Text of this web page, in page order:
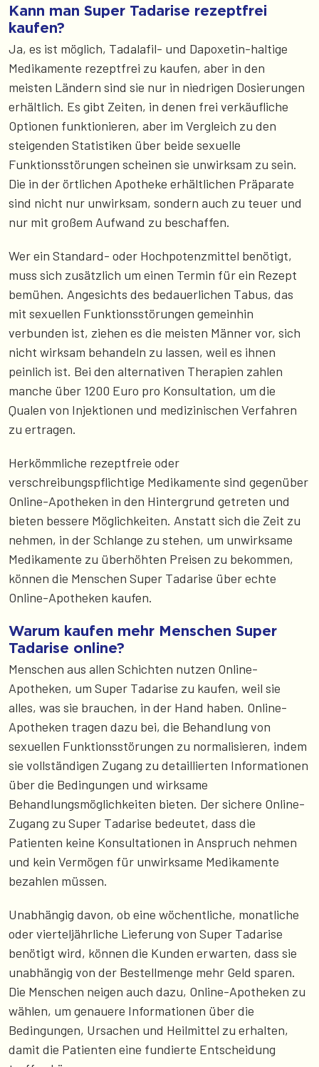
Kann man Super Tadarise rezeptfrei
kaufen?
Ja, es ist möglich, Tadalafil- und Dapoxetin-haltige
Medikamente rezeptfrei zu kaufen, aber in den
meisten Ländern sind sie nur in niedrigen Dosierungen
erhältlich. Es gibt Zeiten, in denen frei verkäufliche
Optionen funktionieren, aber im Vergleich zu den
steigenden Statistiken über beide sexuelle
Funktionsstörungen scheinen sie unwirksam zu sein.
Die in der örtlichen Apotheke erhältlichen Präparate
sind nicht nur unwirksam, sondern auch zu teuer und
nur mit großem Aufwand zu beschaffen.
Wer ein Standard- oder Hochpotenzmittel benötigt,
muss sich zusätzlich um einen Termin für ein Rezept
bemühen. Angesichts des bedauerlichen Tabus, das
mit sexuellen Funktionsstörungen gemeinhin
verbunden ist, ziehen es die meisten Männer vor, sich
nicht wirksam behandeln zu lassen, weil es ihnen
peinlich ist. Bei den alternativen Therapien zahlen
manche über 1200 Euro pro Konsultation, um die
Qualen von Injektionen und medizinischen Verfahren
zu ertragen.
Herkömmliche rezeptfreie oder
verschreibungspflichtige Medikamente sind gegenüber
Online-Apotheken in den Hintergrund getreten und
bieten bessere Möglichkeiten. Anstatt sich die Zeit zu
nehmen, in der Schlange zu stehen, um unwirksame
Medikamente zu überhöhten Preisen zu bekommen,
können die Menschen Super Tadarise über echte
Online-Apotheken kaufen.
Warum kaufen mehr Menschen Super
Tadarise online?
Menschen aus allen Schichten nutzen Online-
Apotheken, um Super Tadarise zu kaufen, weil sie
alles, was sie brauchen, in der Hand haben. Online-
Apotheken tragen dazu bei, die Behandlung von
sexuellen Funktionsstörungen zu normalisieren, indem
sie vollständigen Zugang zu detaillierten Informationen
über die Bedingungen und wirksame
Behandlungsmöglichkeiten bieten. Der sichere Online-
Zugang zu Super Tadarise bedeutet, dass die
Patienten keine Konsultationen in Anspruch nehmen
und kein Vermögen für unwirksame Medikamente
bezahlen müssen.
Unabhängig davon, ob eine wöchentliche, monatliche
oder vierteljährliche Lieferung von Super Tadarise
benötigt wird, können die Kunden erwarten, dass sie
unabhängig von der Bestellmenge mehr Geld sparen.
Die Menschen neigen auch dazu, Online-Apotheken zu
wählen, um genauere Informationen über die
Bedingungen, Ursachen und Heilmittel zu erhalten,
damit die Patienten eine fundierte Entscheidung